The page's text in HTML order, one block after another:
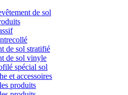
de sol
de sol stratifié
de sol vinyle
spécial sol
et accessoires
produits